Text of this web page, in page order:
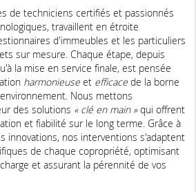
de techniciens certifiés et passionnés
travaillent en étroite
d'immeubles et les particuliers
sur mesure. Chaque étape, depuis
la mise en service finale, est pensée
harmonieuse et efficace de la borne
Nous mettons
des solutions « clé en main »qui offrent
et fiabilité sur le long terme. Grâce à
innovations, nos interventions s'adaptent
de chaque copropriété, optimisant
et assurant la pérennité de vos